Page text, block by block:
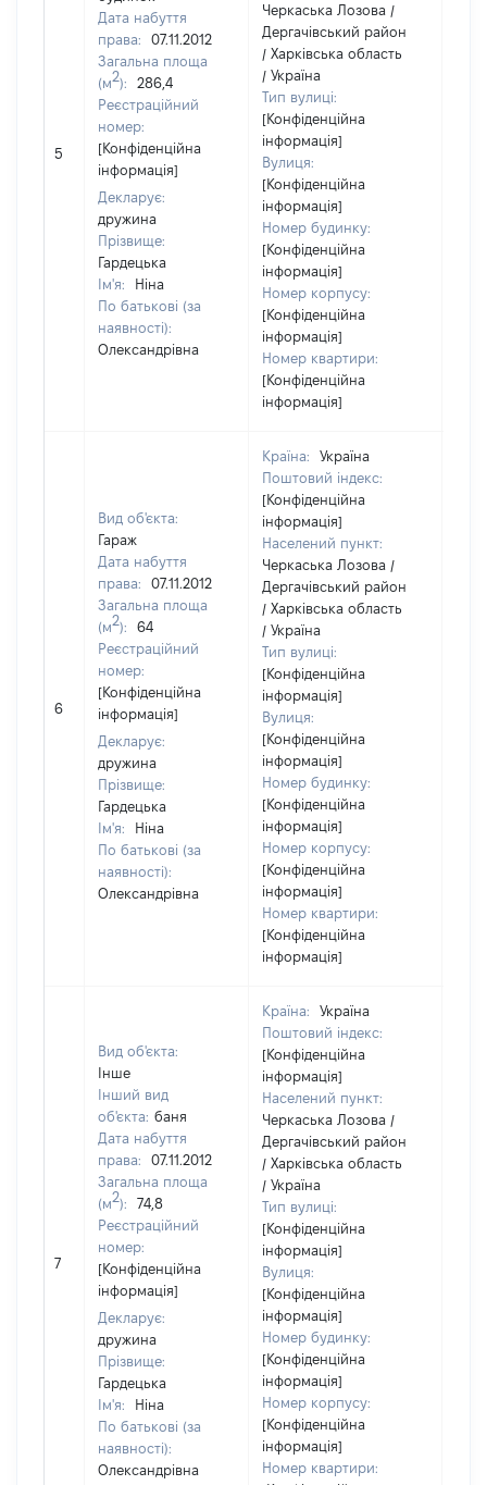
5
Дата набуття
права:
07.11.2012
Загальна площа
(м2):
286,4
Реєстраційний
номер:
[Конфіденційна
інформація]
Декларує:
дружина
Прізвище:
Гардецька
Ім'я:
Ніна
По батькові (за
наявності):
Олександрівна
Черкаська Лозова /
Дергачівський район
/ Харківська область
/ Україна
Тип вулиці:
[Конфіденційна
інформація]
Вулиця:
[Конфіденційна
інформація]
Номер будинку:
[Конфіденційна
інформація]
Номер корпусу:
[Конфіденційна
інформація]
Номер квартири:
[Конфіденційна
інформація]
6
Вид об'єкта:
Гараж
Дата набуття
права:
07.11.2012
Загальна площа
(м2):
64
Реєстраційний
номер:
[Конфіденційна
інформація]
Декларує:
дружина
Прізвище:
Гардецька
Ім'я:
Ніна
По батькові (за
наявності):
Олександрівна
Країна:
Україна
Поштовий індекс:
[Конфіденційна
інформація]
Населений пункт:
Черкаська Лозова /
Дергачівський район
/ Харківська область
/ Україна
Тип вулиці:
[Конфіденційна
інформація]
Вулиця:
[Конфіденційна
інформація]
Номер будинку:
[Конфіденційна
інформація]
Номер корпусу:
[Конфіденційна
інформація]
Номер квартири:
[Конфіденційна
інформація]
7
Вид об'єкта:
Інше
Інший вид
об'єкта: баня
Дата набуття
права:
07.11.2012
Загальна площа
(м2):
74,8
Реєстраційний
номер:
[Конфіденційна
інформація]
Декларує:
дружина
Прізвище:
Гардецька
Ім'я:
Ніна
По батькові (за
наявності):
Олександрівна
Країна:
Україна
Поштовий індекс:
[Конфіденційна
інформація]
Населений пункт:
Черкаська Лозова /
Дергачівський район
/ Харківська область
/ Україна
Тип вулиці:
[Конфіденційна
інформація]
Вулиця:
[Конфіденційна
інформація]
Номер будинку:
[Конфіденційна
інформація]
Номер корпусу:
[Конфіденційна
інформація]
Номер квартири: